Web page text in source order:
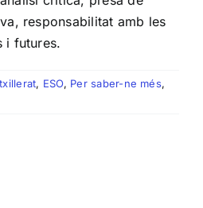
responsabilitat amb les
i futures.
, ESO, Per saber-ne més,